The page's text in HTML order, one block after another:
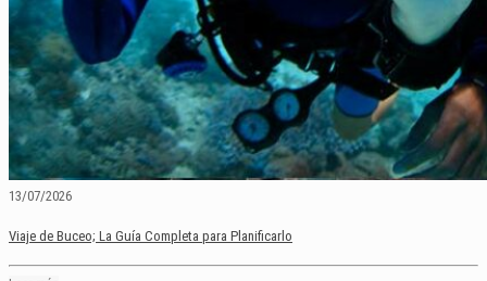
13/07/2026
Viaje de Buceo; La Guía Completa para Planificarlo